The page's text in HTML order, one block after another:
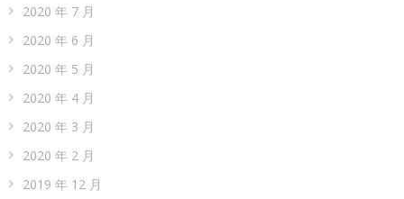
2020 年 7 月
2020 年 6 月
2020 年 5 月
2020 年 4 月
2020 年 3 月
2020 年 2 月
2019 年 12 月